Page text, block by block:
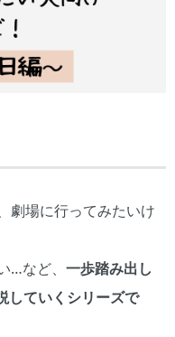
劇場に行ってみたいけ
…など、 一歩踏み出し
していくシリーズで